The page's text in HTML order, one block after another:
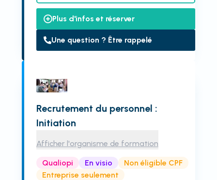
Plus d'infos et réserver
Une question ? Être rappelé
Recrutement du personnel :
Initiation
Afficher l'organisme de formation
Qualiopi En visio
Non éligible CPF
Entreprise seulement